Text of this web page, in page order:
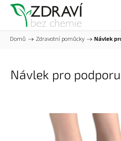
Domů / Zdravotní pomůcky / Návlek
Návlek pro